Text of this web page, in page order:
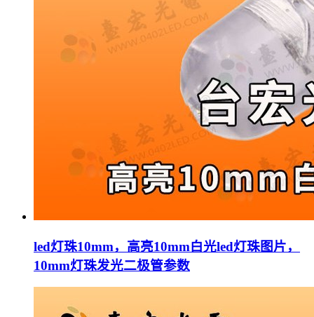
led灯珠10mm，高亮10mm白光led灯珠图片，
10mm灯珠发光二极管参数